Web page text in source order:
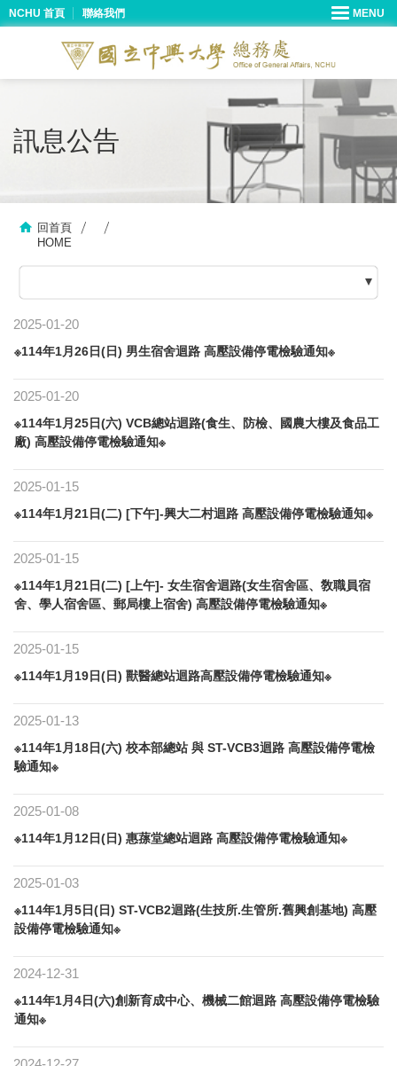
NCHU 首頁 聯絡我們
訊息公告
回首頁
HOME
2025-01-20
※114年1月26日(日) 男生宿舍迴路 高壓設備停電檢驗通知※
2025-01-20
※114年1月25日(六) VCB總站迴路(食生、防檢、國農大樓及食品工
廠) 高壓設備停電檢驗通知※
2025-01-15
※114年1月21日(二) [下午]-興大二村迴路 高壓設備停電檢驗通知※
2025-01-15
※114年1月21日(二) [上午]- 女生宿舍迴路(女生宿舍區、敎職員宿
舍、學人宿舍區、郵局樓上宿舍) 高壓設備停電檢驗通知※
2025-01-15
※114年1月19日(日) 獸醫總站迴路高壓設備停電檢驗通知※
2025-01-13
※114年1月18日(六) 校本部總站 與 ST-VCB3迴路 高壓設備停電檢
驗通知※
2025-01-08
※114年1月12日(日) 惠蓀堂總站迴路 高壓設備停電檢驗通知※
2025-01-03
※114年1月5日(日) ST-VCB2迴路(生技所.生管所.舊興創基地) 高壓
設備停電檢驗通知※
2024-12-31
※114年1月4日(六)創新育成中心、機械二館迴路 高壓設備停電檢驗
通知※